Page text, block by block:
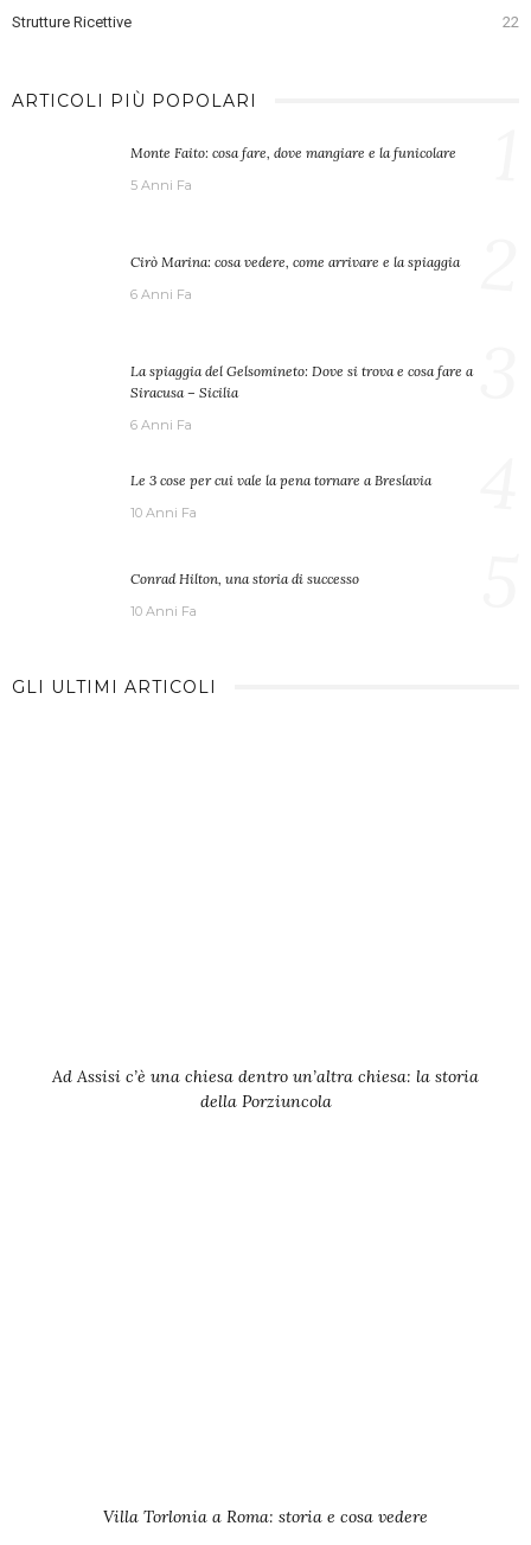
Strutture Ricettive 22
ARTICOLI PIÙ POPOLARI
Monte Faito: cosa fare, dove mangiare e la funicolare
5 Anni Fa
Cirò Marina: cosa vedere, come arrivare e la spiaggia
6 Anni Fa
La spiaggia del Gelsomineto: Dove si trova e cosa fare a
Siracusa – Sicilia
6 Anni Fa
Le 3 cose per cui vale la pena tornare a Breslavia
10 Anni Fa
Conrad Hilton, una storia di successo
10 Anni Fa
GLI ULTIMI ARTICOLI
Ad Assisi c’è una chiesa dentro un’altra chiesa: la storia
della Porziuncola
Villa Torlonia a Roma: storia e cosa vedere